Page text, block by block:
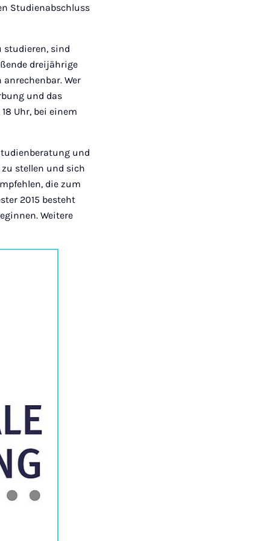
Studienabschluss
studieren, sind
dreijährige
Wer
und das
Uhr, bei einem
und
stellen und sich
die zum
2015 besteht
Weitere